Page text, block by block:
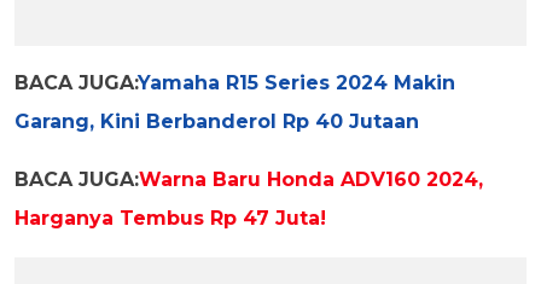
BACA JUGA:Yamaha R15 Series 2024 Makin
Garang, Kini Berbanderol Rp 40 Jutaan
BACA JUGA:Warna Baru Honda ADV160 2024,
Harganya Tembus Rp 47 Juta!